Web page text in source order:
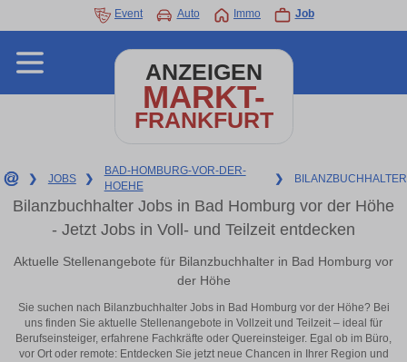
Event Auto Immo Job
ANZEIGEN
MARKT-
FRANKFURT
❯ JOBS ❯
BAD-HOMBURG-VOR-DER-
HOEHE
❯ BILANZBUCHHALTER
Bilanzbuchhalter Jobs in Bad Homburg vor der Höhe
- Jetzt Jobs in Voll- und Teilzeit entdecken
Aktuelle Stellenangebote für Bilanzbuchhalter in Bad Homburg vor
der Höhe
Sie suchen nach Bilanzbuchhalter Jobs in Bad Homburg vor der Höhe? Bei
uns finden Sie aktuelle Stellenangebote in Vollzeit und Teilzeit – ideal für
Berufseinsteiger, erfahrene Fachkräfte oder Quereinsteiger. Egal ob im Büro,
vor Ort oder remote: Entdecken Sie jetzt neue Chancen in Ihrer Region und